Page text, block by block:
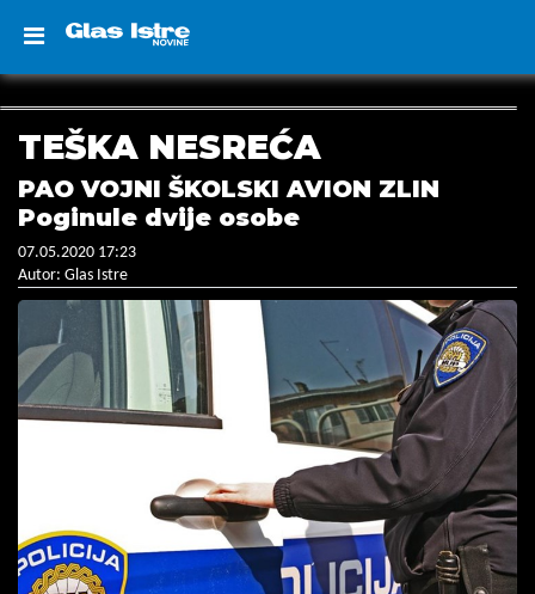
TEŠKA NESREĆA
PAO VOJNI ŠKOLSKI AVION ZLIN
Poginule dvije osobe
07.05.2020 17:23
Autor: Glas Istre